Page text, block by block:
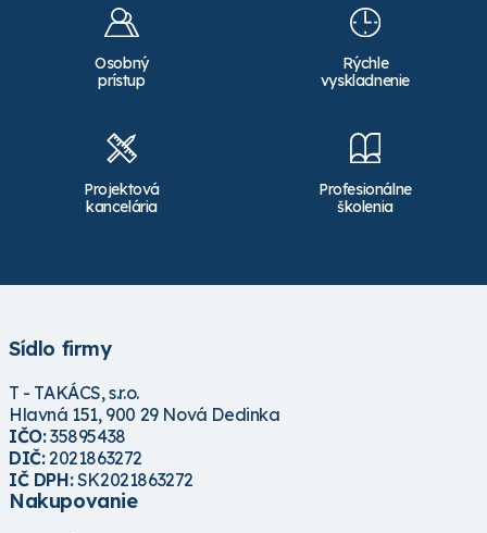
Osobný
prístup
Rýchle
vyskladnenie
Projektová
kancelária
Profesionálne
školenia
Sídlo firmy
T - TAKÁCS, s.r.o.
Hlavná 151, 900 29 Nová Dedinka
IČO:35895438
DIČ:2021863272
IČ DPH:SK2021863272
Nakupovanie